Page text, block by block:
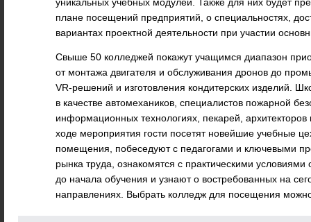
плане посещений предприятий, о специальностях,
вариантах проектной деятельности при участии
Свыше 50 колледжей покажут учащимся диапазон
от монтажа двигателя и обслуживания дронов до
VR-решений и изготовления кондитерских изделий.
в качестве автомехаников, специалистов пожарной
информационных технологиях, пекарей,
ходе мероприятия гости посетят новейшие учебные
помещения, побеседуют с педагогами и ключевыми
рынка труда, ознакомятся с практическими условиями
до начала обучения и узнают о востребованных на
направлениях. Выбрать колледж для посещения